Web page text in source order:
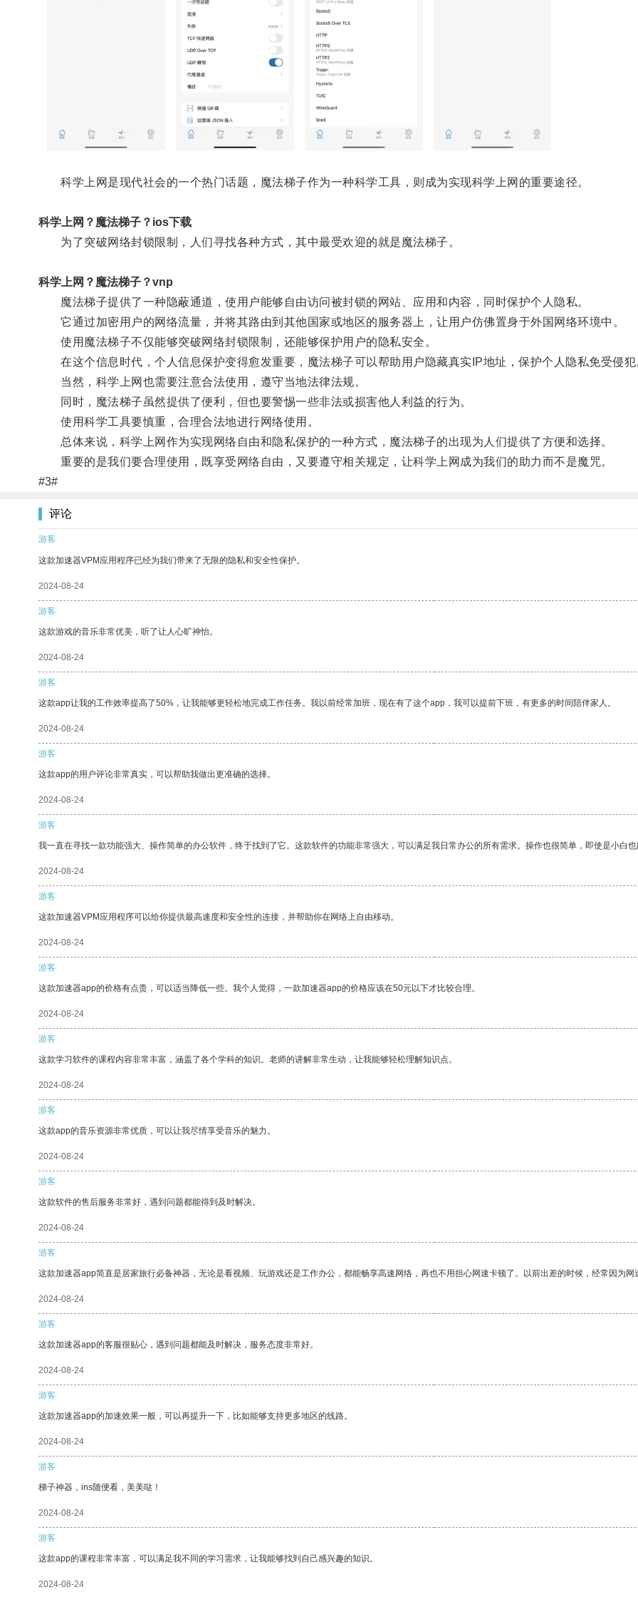
科学上网是现代社会的一个热门话题，魔法梯子作为一种科学工具，则成为实现科学上网的重要途径。
科学上网？魔法梯子？ios下载
为了突破网络封锁限制，人们寻找各种方式，其中最受欢迎的就是魔法梯子。
科学上网？魔法梯子？vnp
魔法梯子提供了一种隐蔽通道，使用户能够自由访问被封锁的网站、应用和内容，同时保护个人隐私。
它通过加密用户的网络流量，并将其路由到其他国家或地区的服务器上，让用户仿佛置身于外国网络环境中。
使用魔法梯子不仅能够突破网络封锁限制，还能够保护用户的隐私安全。
在这个信息时代，个人信息保护变得愈发重要，魔法梯子可以帮助用户隐藏真实IP地址，保护个人隐私免受侵犯
当然，科学上网也需要注意合法使用，遵守当地法律法规。
同时，魔法梯子虽然提供了便利，但也要警惕一些非法或损害他人利益的行为。
使用科学工具要慎重，合理合法地进行网络使用。
总体来说，科学上网作为实现网络自由和隐私保护的一种方式，魔法梯子的出现为人们提供了方便和选择。
重要的是我们要合理使用，既享受网络自由，又要遵守相关规定，让科学上网成为我们的助力而不是魔咒。
#3#
评论
游客
这款加速器VPM应用程序已经为我们带来了无限的隐私和安全性保护。
2024-08-24
游客
这款游戏的音乐非常优美，听了让人心旷神怡。
2024-08-24
游客
这款app让我的工作效率提高了50%，让我能够更轻松地完成工作任务。我以前经常加班，现在有了这个app，我可以提前下班，有更多的时间陪伴家人。
2024-08-24
游客
这款app的用户评论非常真实，可以帮助我做出更准确的选择。
2024-08-24
游客
我一直在寻找一款功能强大、操作简单的办公软件，终于找到了它。这款软件的功能非常强大，可以满足我日常办公的所有需求。操作也很简单，即使是小白也
2024-08-24
游客
这款加速器VPM应用程序可以给你提供最高速度和安全性的连接，并帮助你在网络上自由移动。
2024-08-24
游客
这款加速器app的价格有点贵，可以适当降低一些。我个人觉得，一款加速器app的价格应该在50元以下才比较合理。
2024-08-24
游客
这款学习软件的课程内容非常丰富，涵盖了各个学科的知识。老师的讲解非常生动，让我能够轻松理解知识点。
2024-08-24
游客
这款app的音乐资源非常优质，可以让我尽情享受音乐的魅力。
2024-08-24
游客
这款软件的售后服务非常好，遇到问题都能得到及时解决。
2024-08-24
游客
这款加速器app简直是居家旅行必备神器，无论是看视频、玩游戏还是工作办公，都能畅享高速网络，再也不用担心网速卡顿了。以前出差的时候，经常因为
2024-08-24
游客
这款加速器app的客服很贴心，遇到问题都能及时解决，服务态度非常好。
2024-08-24
游客
这款加速器app的加速效果一般，可以再提升一下，比如能够支持更多地区的线路。
2024-08-24
游客
梯子神器，ins随便看，美美哒！
2024-08-24
游客
这款app的课程非常丰富，可以满足我不同的学习需求，让我能够找到自己感兴趣的知识。
2024-08-24